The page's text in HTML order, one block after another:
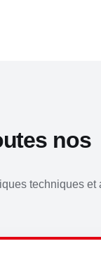
nos
techniques et